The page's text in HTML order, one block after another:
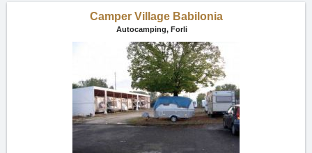
Camper Village Babilonia
Autocamping, Forli